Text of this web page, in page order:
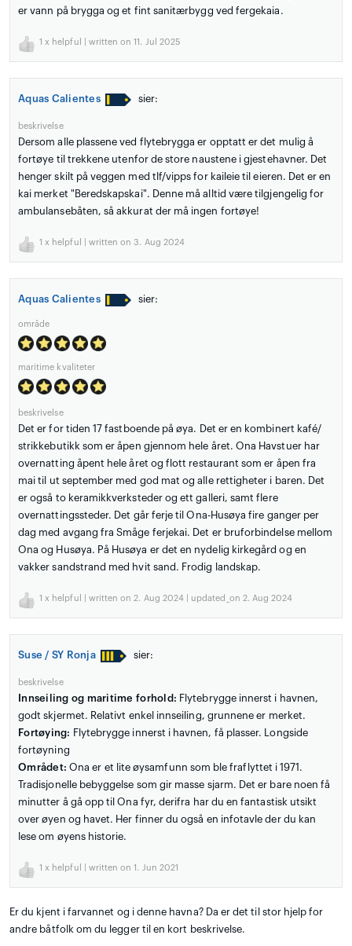
er vann på brygga og et fint sanitærbygg ved fergekaia.
1 x helpful | written on 11. Jul 2025
Aquas Calientes sier:
beskrivelse
Dersom alle plassene ved flytebrygga er opptatt er det mulig å
fortøye til trekkene utenfor de store naustene i gjestehavner. Det
henger skilt på veggen med tlf/vipps for kaileie til eieren. Det er en
kai merket "Beredskapskai". Denne må alltid være tilgjengelig for
ambulansebåten, så akkurat der må ingen fortøye!
1 x helpful | written on 3. Aug 2024
Aquas Calientes sier:
område
maritime kvaliteter
beskrivelse
Det er for tiden 17 fastboende på øya. Det er en kombinert kafé/
strikkebutikk som er åpen gjennom hele året. Ona Havstuer har
overnatting åpent hele året og flott restaurant som er åpen fra
mai til ut september med god mat og alle rettigheter i baren. Det
er også to keramikkverksteder og ett galleri, samt flere
overnattingssteder. Det går ferje til Ona-Husøya fire ganger per
dag med avgang fra Småge ferjekai. Det er bruforbindelse mellom
Ona og Husøya. På Husøya er det en nydelig kirkegård og en
vakker sandstrand med hvit sand. Frodig landskap.
1 x helpful | written on 2. Aug 2024 | updated_on 2. Aug 2024
Suse / SY Ronja sier:
beskrivelse
Innseiling og maritime forhold: Flytebrygge innerst i havnen,
godt skjermet. Relativt enkel innseiling, grunnene er merket.
Fortøying: Flytebrygge innerst i havnen, få plasser. Longside
fortøyning
Området: Ona er et lite øysamfunn som ble fraflyttet i 1971.
Tradisjonelle bebyggelse som gir masse sjarm. Det er bare noen få
minutter å gå opp til Ona fyr, derifra har du en fantastisk utsikt
over øyen og havet. Her finner du også en infotavle der du kan
lese om øyens historie.
1 x helpful | written on 1. Jun 2021
Er du kjent i farvannet og i denne havna? Da er det til stor hjelp for
andre båtfolk om du legger til en kort beskrivelse.